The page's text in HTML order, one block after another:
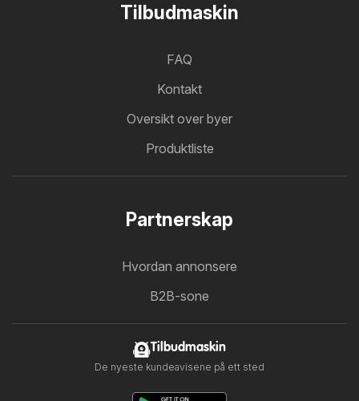
Tilbudmaskin
FAQ
Kontakt
Oversikt over byer
Produktliste
Partnerskap
Hvordan annonsere
B2B-sone
Tilbudmaskin
De nyeste kundeavisene på ett sted